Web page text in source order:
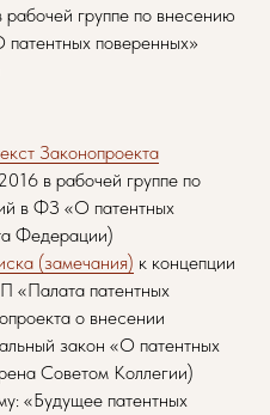
группе по внесению
поверенных»
Законопроекта
в рабочей группе по
в ФЗ «О патентных
Федерации)
(замечания) к концепции
патентных
о внесении
закон «О патентных
Советом Коллегии)
«Будущее патентных